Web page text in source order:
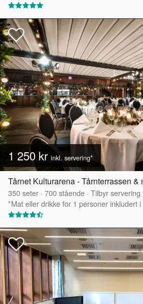
1 250 kr inkl. servering*
Tårnet Kulturarena - Tårnterrassen &
350seter · 700stående · Tilbyr servering
*Mat eller drikke for 1 personer inkludert i